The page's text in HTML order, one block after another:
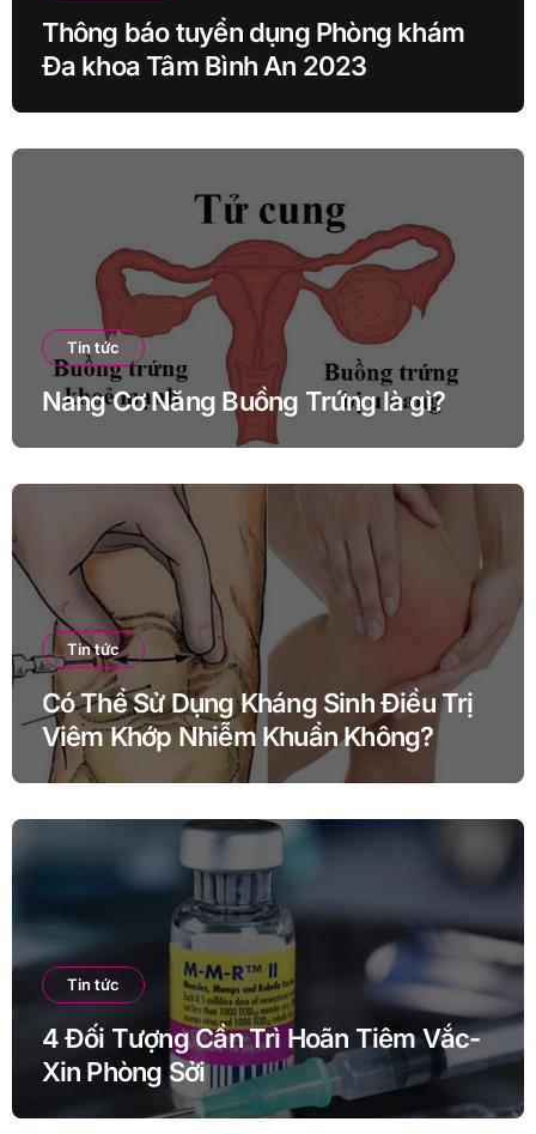
Thông báo tuyển dụng Phòng khám
Đa khoa Tâm Bình An 2023
Tin tức
Nang Cơ Năng Buồng Trứng là gì?
Tin tức
Có Thể Sử Dụng Kháng Sinh Điều Trị
Viêm Khớp Nhiễm Khuẩn Không?
Tin tức
4 Đối Tượng Cần Trì Hoãn Tiêm Vắc-
Xin Phòng Sởi